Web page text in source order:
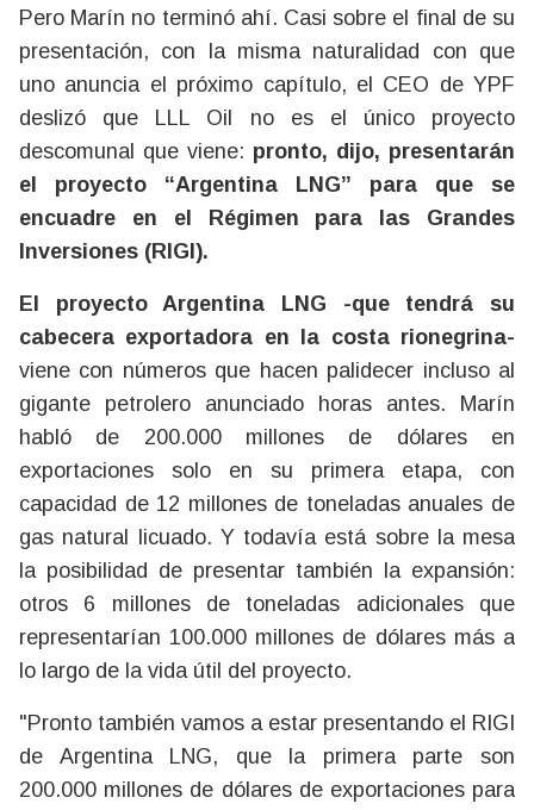
Pero Marín no terminó ahí. Casi sobre el final de su
presentación, con la misma naturalidad con que
uno anuncia el próximo capítulo, el CEO de YPF
deslizó que LLL Oil no es el único proyecto
descomunal que viene: pronto, dijo, presentarán
el proyecto “Argentina LNG” para que se
encuadre en el Régimen para las Grandes
Inversiones (RIGI).
El proyecto Argentina LNG -que tendrá su
cabecera exportadora en la costa rionegrina-
viene con números que hacen palidecer incluso al
gigante petrolero anunciado horas antes. Marín
habló de 200.000 millones de dólares en
exportaciones solo en su primera etapa, con
capacidad de 12 millones de toneladas anuales de
gas natural licuado. Y todavía está sobre la mesa
la posibilidad de presentar también la expansión:
otros 6 millones de toneladas adicionales que
representarían 100.000 millones de dólares más a
lo largo de la vida útil del proyecto.
"Pronto también vamos a estar presentando el RIGI
de Argentina LNG, que la primera parte son
200.000 millones de dólares de exportaciones para